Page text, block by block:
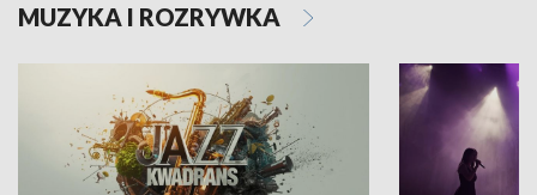
MUZYKA I ROZRYWKA